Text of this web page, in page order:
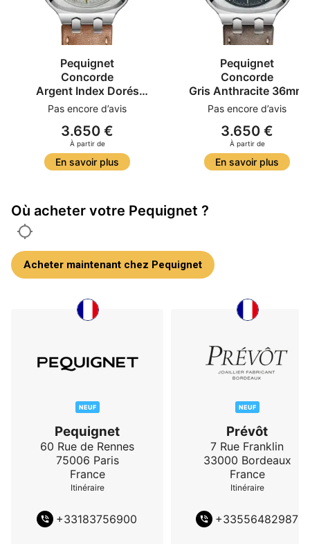
Pequignet
Concorde
Argent Index Dorés
36mm
Pas encore d’avis
3.650 €
À partir de
En savoir plus
Pequignet
Concorde
Gris Anthracite 36mm
Pas encore d’avis
3.650 €
À partir de
En savoir plus
Où acheter votre Pequignet ?
Acheter maintenant chez Pequignet
NEUF
Pequignet
60 Rue de Rennes
75006 Paris
France
Itinéraire
+33183756900
NEUF
Prévôt
7 Rue Franklin
33000 Bordeaux
France
Itinéraire
+33556482987